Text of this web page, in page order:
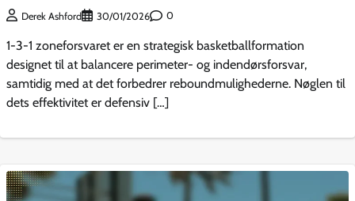
Derek Ashford 30/01/2026 0
1-3-1 zoneforsvaret er en strategisk basketballformation
designet til at balancere perimeter- og indendørsforsvar,
samtidig med at det forbedrer reboundmulighederne. Nøglen til
dets effektivitet er defensiv […]